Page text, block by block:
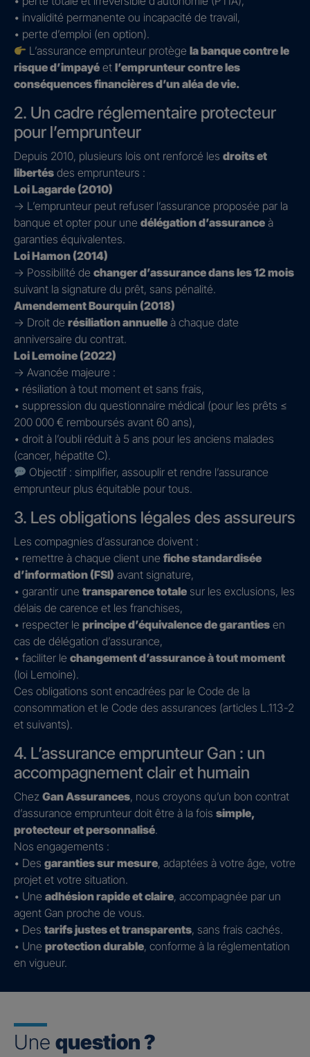
• invalidité permanente ou incapacité de travail,
• perte d’emploi (en option).
L’assurance emprunteur protègela banque contre le
risque d’impayé et l’emprunteur contre les
conséquences financières d’un aléa de vie.
2. Un cadre réglementaire protecteur
pour l’emprunteur
Depuis 2010, plusieurs lois ont renforcé les droits et
libertés des emprunteurs :
Loi Lagarde (2010)
→ L’emprunteur peut refuser l’assurance proposée par la
banque et opter pour une délégation d’assurance à
garanties équivalentes.
Loi Hamon (2014)
→ Possibilité de changer d’assurance dans les 12 mois
suivant la signature du prêt, sans pénalité.
Amendement Bourquin (2018)
→ Droit de résiliation annuelle à chaque date
anniversaire du contrat.
Loi Lemoine (2022)
→ Avancée majeure :
• résiliation à tout moment et sans frais,
• suppression du questionnaire médical (pour les prêts ≤
200 000 € remboursés avant 60 ans),
• droit à l’oubli réduit à 5 ans pour les anciens malades
(cancer, hépatite C).
Objectif : simplifier, assouplir et rendre l’assurance
emprunteur plus équitable pour tous.
3. Les obligations légales des assureurs
Les compagnies d’assurance doivent :
• remettre à chaque client une fiche standardisée
d’information (FSI) avant signature,
• garantir une transparence totale sur les exclusions, les
délais de carence et les franchises,
• respecter le principe d’équivalence de garanties en
cas de délégation d’assurance,
• faciliter le changement d’assurance à tout moment
(loi Lemoine).
Ces obligations sont encadrées par le Code de la
consommation et le Code des assurances (articles L.113-2
et suivants).
4. L’assurance emprunteur Gan : un
accompagnement clair et humain
Chez Gan Assurances, nous croyons qu’un bon contrat
d’assurance emprunteur doit être à la fois simple,
protecteur et personnalisé.
Nos engagements :
• Des garanties sur mesure, adaptées à votre âge, votre
projet et votre situation.
• Une adhésion rapide et claire, accompagnée par un
agent Gan proche de vous.
• Des tarifs justes et transparents, sans frais cachés.
• Une protection durable, conforme à la réglementation
en vigueur.
Une question ?